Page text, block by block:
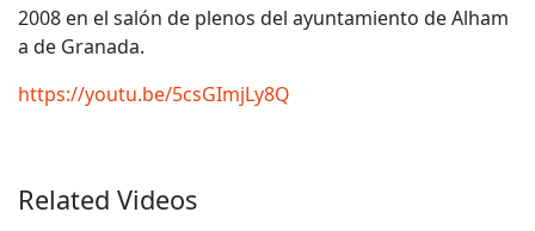
2008 en el salón de plenos del ayuntamiento de Alham
a de Granada.
https://youtu.be/5csGImjLy8Q
Related Videos